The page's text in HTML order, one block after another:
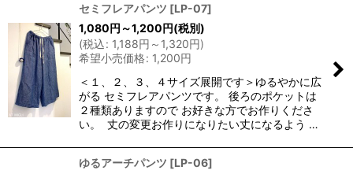
セミフレアパンツ [LP-07]
1,080円 ～1,200円(税別)
(税込: 1,188円 ～1,320円)
希望小売価格: 1,200円
＜１、２、３、４サイズ展開です＞ゆるやかに広
がる セミフレアパンツです。 後ろのポケットは
２種類ありますので お好きな方でお作りくださ
い。 丈の変更お作りになりたい丈になるよう …
ゆるアーチパンツ [LP-06]